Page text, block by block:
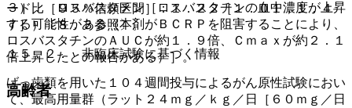
ード比［９５％信頼区間］：１．２２［１．０１，１．４
７］）〔８．３参照〕。
１５．２． 非臨床試験に基づく情報
げっ歯類を用いた１０４週間投与によるがん原性試験におい
て、最高用量群（ラット２４ｍｇ／ｋｇ／日［６０ｍｇ／日
３）． ロスバスタチン［ロスバスタチンの血中濃度が上昇
する可能性がある（本剤がＢＣＲＰを阻害することにより、
ロスバスタチンのＡＵＣが約１．９倍、Ｃｍａｘが約２．１
倍上昇したとの報告がある）］。
高齢者